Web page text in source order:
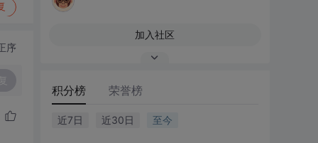
序
加入社区
积分榜 荣誉榜
近7日 近30日 至今